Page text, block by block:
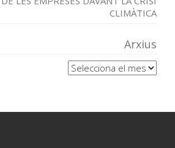
CLIMÀTICA
Arxius
Arxius